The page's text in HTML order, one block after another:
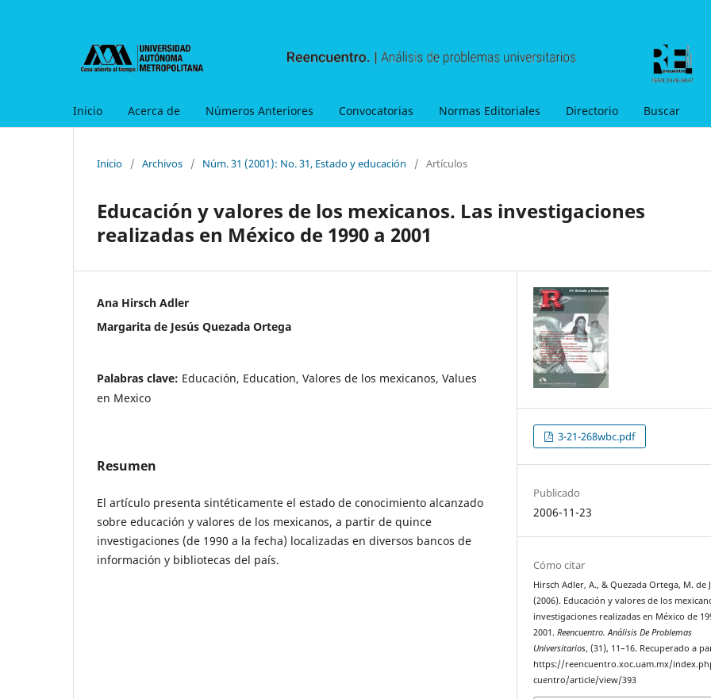
Inicio Acerca de Números Anteriores Convocatorias Normas Editoriales Directorio Buscar
Inicio / Archivos / Núm. 31 (2001): No. 31, Estado y educación / Artículos
Educación y valores de los mexicanos. Las investigaciones
realizadas en México de 1990 a 2001
Ana Hirsch Adler
Margarita de Jesús Quezada Ortega
Palabras clave: Educación, Education, Valores de los mexicanos, Values
en Mexico
Resumen
El artículo presenta sintéticamente el estado de conocimiento alcanzado
sobre educación y valores de los mexicanos, a partir de quince
investigaciones (de 1990 a la fecha) localizadas en diversos bancos de
información y bibliotecas del país.
3-21-268wbc.pdf
Publicado
2006-11-23
Cómo citar
Hirsch Adler, A., & Quezada Ortega, M. de
(2006). Educación y valores de los
investigaciones realizadas en México de
2001.Reencuentro. Análisis De Problemas
Universitarios, (31), 11–16. Recuperado a
https://reencuentro.xoc.uam.mx/
cuentro/article/view/393